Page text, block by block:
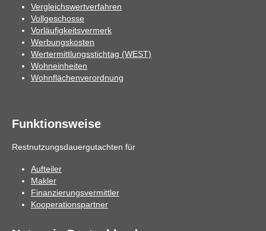
Vergleichswertverfahren
Vollgeschosse
Vorläufigkeitsvermerk
Werbungskosten
Wertermittlungsstichtag (WEST)
Wohneinheiten
Wohnflächenverordnung
Funktionsweise
Restnutzungsdauergutachten für
Aufteiler
Makler
Finanzierungsvermittler
Kooperationspartner